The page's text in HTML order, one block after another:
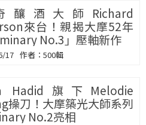
釀酒大師Richard
來台！親揭大摩52年
No.3」壓軸新作
17 500輯
Hadid旗下Melodie
操刀！大摩築光大師系列
No.2亮相